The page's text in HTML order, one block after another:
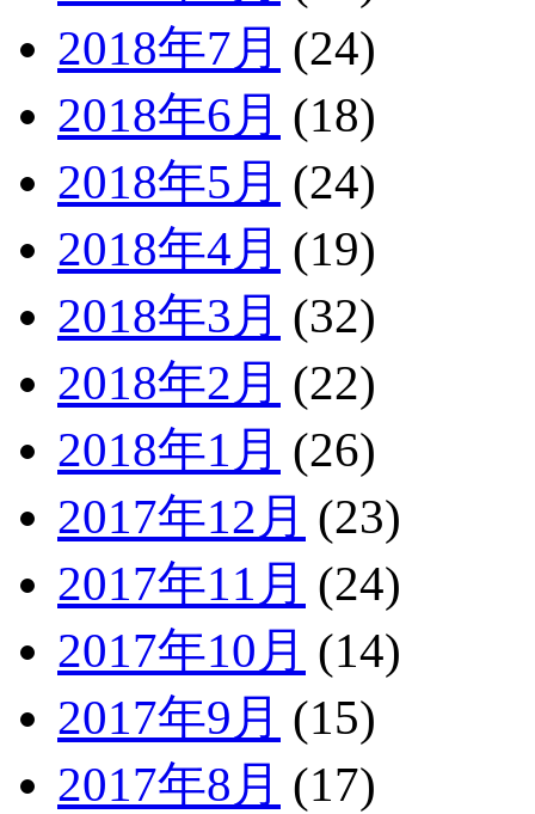
2018年7月 (24)
2018年6月 (18)
2018年5月 (24)
2018年4月 (19)
2018年3月 (32)
2018年2月 (22)
2018年1月 (26)
2017年12月 (23)
2017年11月 (24)
2017年10月 (14)
2017年9月 (15)
2017年8月 (17)